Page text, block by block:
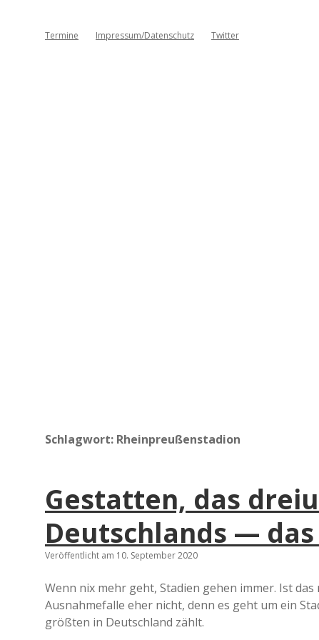
Termine Impressum/Datenschutz Twitter
Schlagwort: Rheinpreußenstadion
Gestatten, das
Deutschlands —
Veröffentlicht am 10. September 2020
Wenn nix mehr geht, Stadien gehen immer. Ist
Ausnahmefalle eher nicht, denn es geht um ein
größten in Deutschland zählt.